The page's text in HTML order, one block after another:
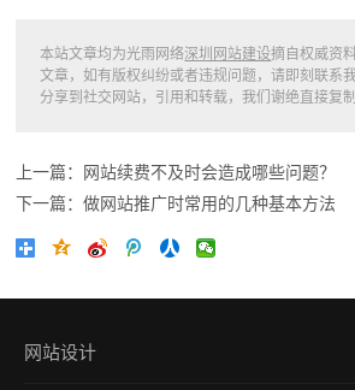
本站文章均为光雨网络深圳网站建设摘自权威资
文章，如有版权纠纷或者违规问题，请即刻联系
分享到社交网站，引用和转载，我们谢绝直接复
上一篇：网站续费不及时会造成哪些问题？
下一篇：做网站推广时常用的几种基本方法
网站设计